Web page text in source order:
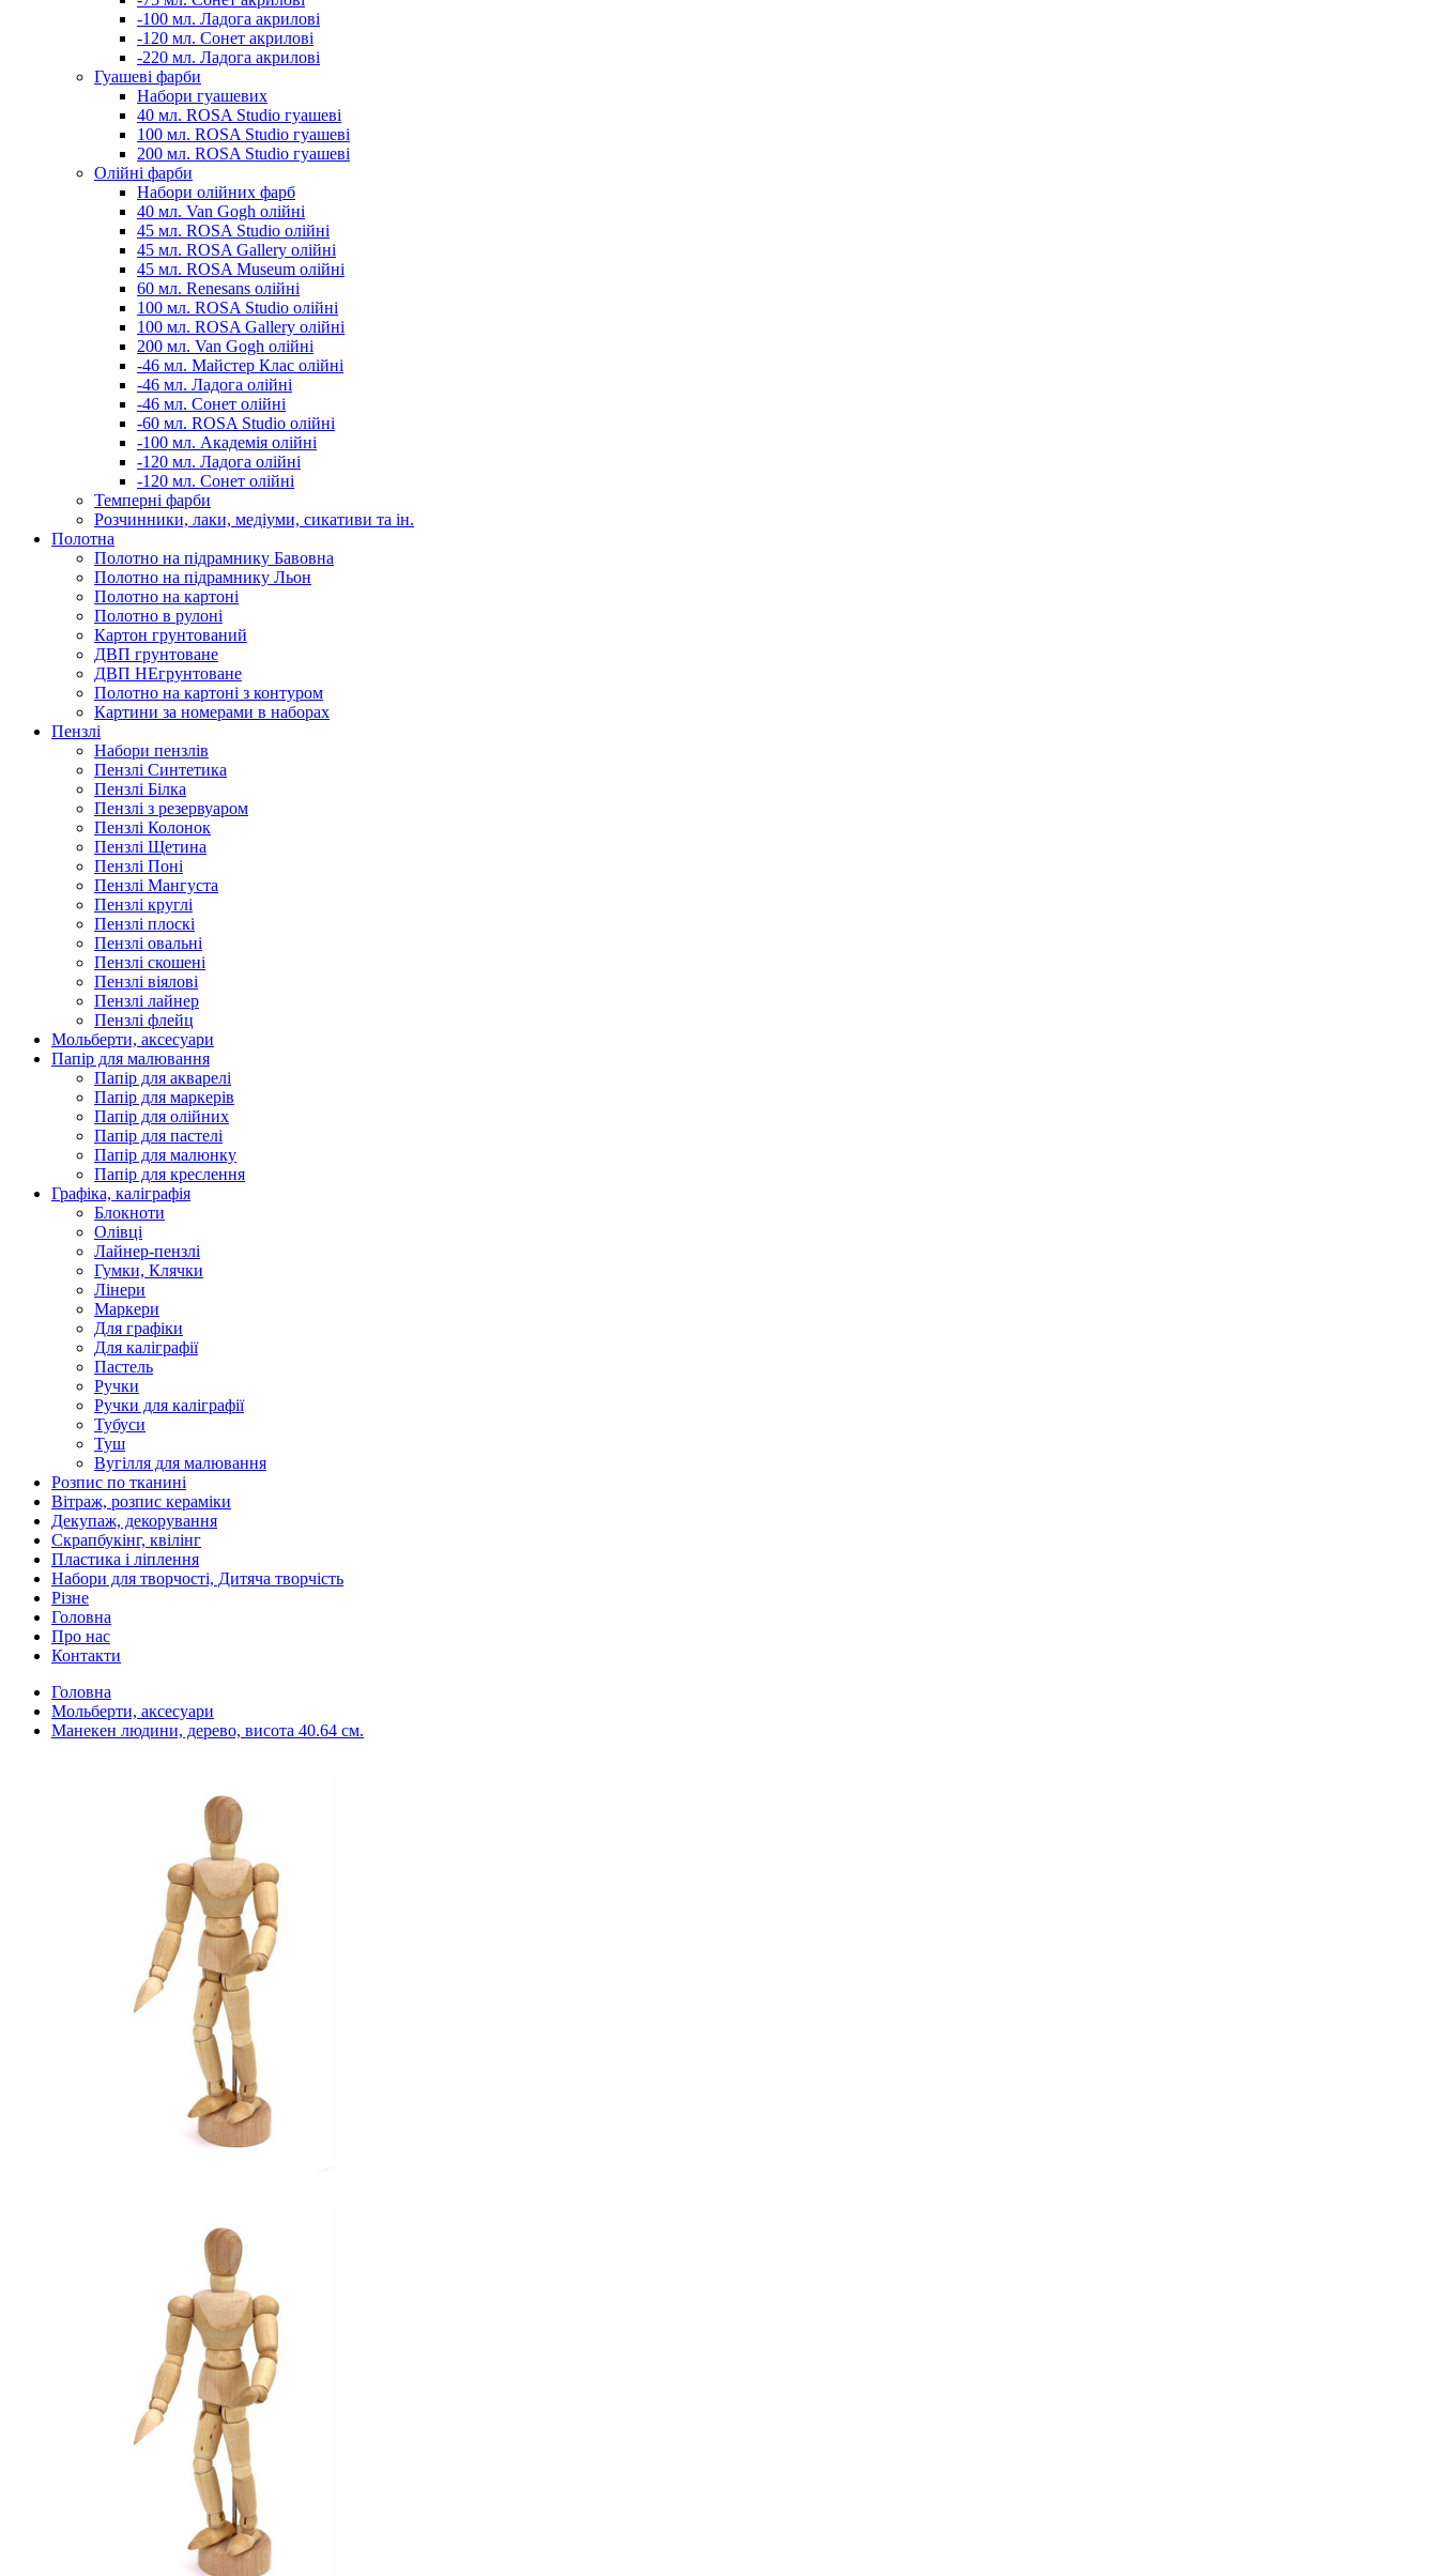
-100 мл. Ладога акрилові
-120 мл. Сонет акрилові
-220 мл. Ладога акрилові
Гуашеві фарби
Набори гуашевих
40 мл. ROSA Studio гуашеві
100 мл. ROSA Studio гуашеві
200 мл. ROSA Studio гуашеві
Олійні фарби
Набори олійних фарб
40 мл. Van Gogh олійні
45 мл. ROSA Studio олійні
45 мл. ROSA Gallery олійні
45 мл. ROSA Museum олійні
60 мл. Renesans олійні
100 мл. ROSA Studio олійні
100 мл. ROSA Gallery олійні
200 мл. Van Gogh олійні
-46 мл. Майстер Клас олійні
-46 мл. Ладога олійні
-46 мл. Сонет олійні
-60 мл. ROSA Studio олійні
-100 мл. Академія олійні
-120 мл. Ладога олійні
-120 мл. Сонет олійні
Темперні фарби
Розчинники, лаки, медіуми, сикативи та ін.
Полотна
Полотно на підрамнику Бавовна
Полотно на підрамнику Льон
Полотно на картоні
Полотно в рулоні
Картон грунтований
ДВП грунтоване
ДВП НЕгрунтоване
Полотно на картоні з контуром
Картини за номерами в наборах
Пензлі
Набори пензлів
Пензлі Синтетика
Пензлі Білка
Пензлі з резервуаром
Пензлі Колонок
Пензлі Щетина
Пензлі Поні
Пензлі Мангуста
Пензлі круглі
Пензлі плоскі
Пензлі овальні
Пензлі скошені
Пензлі віялові
Пензлі лайнер
Пензлі флейц
Мольберти, аксесуари
Папір для малювання
Папір для акварелі
Папір для маркерів
Папір для олійних
Папір для пастелі
Папір для малюнку
Папір для креслення
Графіка, каліграфія
Блокноти
Олівці
Лайнер-пензлі
Гумки, Клячки
Лінери
Маркери
Для графіки
Для каліграфії
Пастель
Ручки
Ручки для каліграфії
Тубуси
Туш
Вугілля для малювання
Розпис по тканині
Вітраж, розпис кераміки
Декупаж, декорування
Скрапбукінг, квілінг
Пластика і ліплення
Набори для творчості, Дитяча творчість
Різне
Головна
Про нас
Контакти
Головна
Мольберти, аксесуари
Манекен людини, дерево, висота 40.64 см.